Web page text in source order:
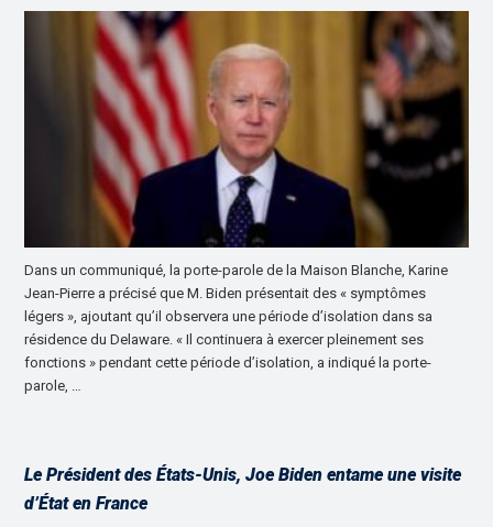
Dans un communiqué, la porte-parole de la Maison Blanche, Karine
Jean-Pierre a précisé que M. Biden présentait des « symptômes
légers », ajoutant qu’il observera une période d’isolation dans sa
résidence du Delaware. « Il continuera à exercer pleinement ses
fonctions » pendant cette période d’isolation, a indiqué la porte-
parole, …
Le Président des États-Unis, Joe Biden entame une visite
d’État en France